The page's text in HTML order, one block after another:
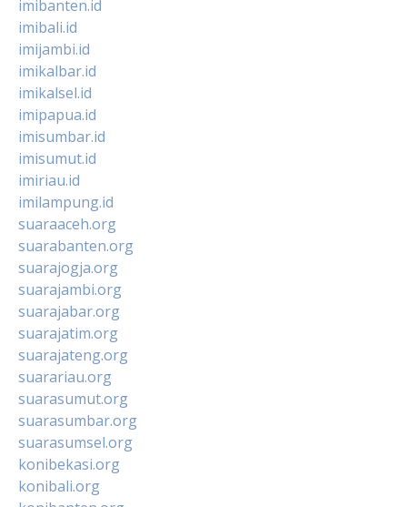
imibanten.id
imibali.id
imijambi.id
imikalbar.id
imikalsel.id
imipapua.id
imisumbar.id
imisumut.id
imiriau.id
imilampung.id
suaraaceh.org
suarabanten.org
suarajogja.org
suarajambi.org
suarajabar.org
suarajatim.org
suarajateng.org
suarariau.org
suarasumut.org
suarasumbar.org
suarasumsel.org
konibekasi.org
konibali.org